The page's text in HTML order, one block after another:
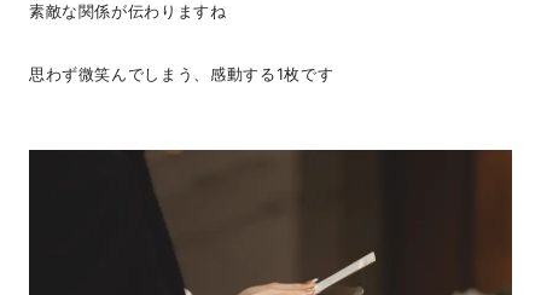
素敵な関係が伝わりますね
思わず微笑んでしまう、感動する1枚です